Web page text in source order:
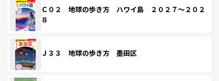
Ｃ０２ 地球の歩き方 ハワイ島 ２０２７～２０２
８
Ｊ３３ 地球の歩き方 墨田区